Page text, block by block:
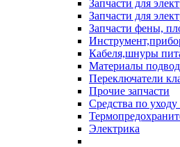
Запчасти для
Запчасти для
Запчасти фены,
Кабеля,шнуры
Материалы
Переключатели
Прочие запчасти
Средства по уходу
Электрика